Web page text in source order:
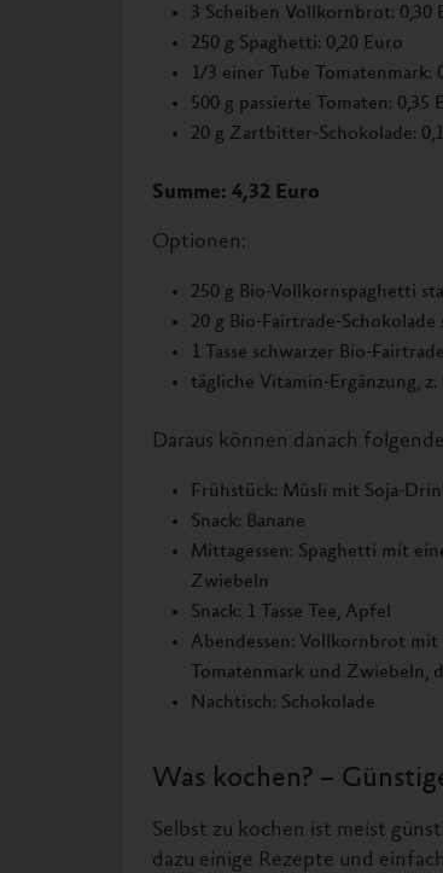
250 g Spaghetti: 0,20 Euro
1/3 einer Tube Tomatenmark:
500 g passierte Tomaten: 0,35
20 g Zartbitter-Schokolade:
Summe: 4,32 Euro
Optionen:
250 g Bio-Vollkornspaghetti
20 g Bio-Fairtrade-
1 Tasse schwarzer Bio-
tägliche Vitamin-Ergänzung, z.
Daraus können danach
Frühstück: Müsli mit Soja-
Snack: Banane
Mittagessen: Spaghetti mit
Zwiebeln
Snack: 1 Tasse Tee, Apfel
Abendessen: Vollkornbrot mit
Tomatenmark und Zwiebeln,
Nachtisch: Schokolade
Was kochen? –
Selbst zu kochen ist meist
dazu einige Rezepte und